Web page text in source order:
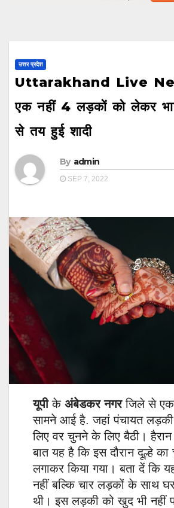
उत्तर प्रदेश
Uttarakhand Live
एक नहीं 4 लड़कों को लेकर
से तय हुई शादी
By admin
SEP 7, 2022
यूपीके अंबेडकर नगरजिले से
सामने आई है. जहां पंचायत
लिए वर चुनने के लिए बैठी।
बात यह है कि इस दौरान दूल्हे
लगाकर किया गया। बता दें कि
नहीं बल्कि चार लड़कों के साथ
थी। इस लड़की को खुद भी नहीं